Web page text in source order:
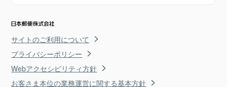
サイトのご利用について
プライバシーポリシー
Webアクセシビリティ方針
お客さま本位の業務運営に関する基本方針